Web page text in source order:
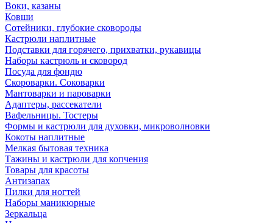
Воки, казаны
Ковши
Сотейники, глубокие сковороды
Кастрюли наплитные
Подставки для горячего, прихватки, рукавицы
Наборы кастрюль и сковород
Посуда для фондю
Скороварки. Соковарки
Мантоварки и пароварки
Адаптеры, рассекатели
Вафельницы. Тостеры
Формы и кастрюли для духовки, микроволновки
Кокоты наплитные
Мелкая бытовая техника
Тажины и кастрюли для копчения
Товары для красоты
Антизапах
Пилки для ногтей
Наборы маникюрные
Зеркальца